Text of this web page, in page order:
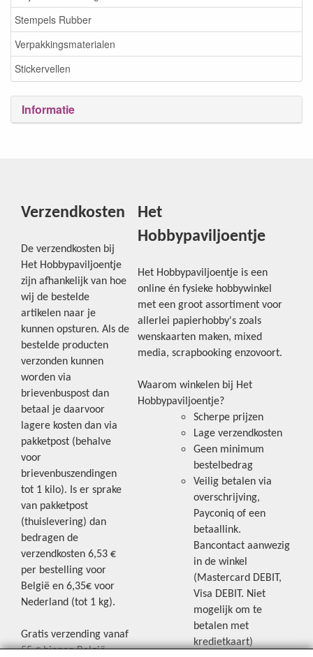
Stempels Rubber
Verpakkingsmaterialen
Stickervellen
Informatie
Verzendkosten
De verzendkosten bij
Het Hobbypaviljoentje
zijn afhankelijk van hoe
wij de bestelde
artikelen naar je
kunnen opsturen. Als de
bestelde producten
verzonden kunnen
worden via
brievenbuspost dan
betaal je daarvoor
lagere kosten dan via
pakketpost (behalve
voor
brievenbuszendingen
tot 1 kilo). Is er sprake
van pakketpost
(thuislevering) dan
bedragen de
verzendkosten 6,53 €
per bestelling voor
België en 6,35€ voor
Nederland (tot 1 kg).
Gratis verzending vanaf
55 € binnen België.
Het
Hobbypaviljoentje
Het Hobbypaviljoentje is een
online én fysieke hobbywinkel
met een groot assortiment voor
allerlei papierhobby's zoals
wenskaarten maken, mixed
media, scrapbooking enzovoort.
Waarom winkelen bij Het
Hobbypaviljoentje?
Scherpe prijzen
Lage verzendkosten
Geen minimum
bestelbedrag
Veilig betalen via
overschrijving,
Payconiq of een
betaallink.
Bancontact aanwezig
in de winkel
(Mastercard DEBIT,
Visa DEBIT. Niet
mogelijk om te
betalen met
kredietkaart)